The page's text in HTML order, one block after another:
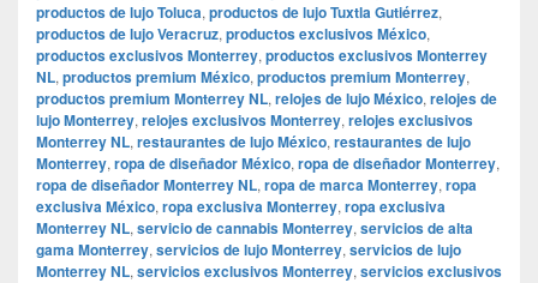
productos de lujo Toluca, productos de lujo Tuxtla Gutiérrez,
productos de lujo Veracruz, productos exclusivos México,
productos exclusivos Monterrey, productos exclusivos Monterrey
NL, productos premium México, productos premium Monterrey,
productos premium Monterrey NL, relojes de lujo México, relojes de
lujo Monterrey, relojes exclusivos Monterrey, relojes exclusivos
Monterrey NL, restaurantes de lujo México, restaurantes de lujo
Monterrey, ropa de diseñador México, ropa de diseñador Monterrey,
ropa de diseñador Monterrey NL, ropa de marca Monterrey, ropa
exclusiva México, ropa exclusiva Monterrey, ropa exclusiva
Monterrey NL, servicio de cannabis Monterrey, servicios de alta
gama Monterrey, servicios de lujo Monterrey, servicios de lujo
Monterrey NL, servicios exclusivos Monterrey, servicios exclusivos